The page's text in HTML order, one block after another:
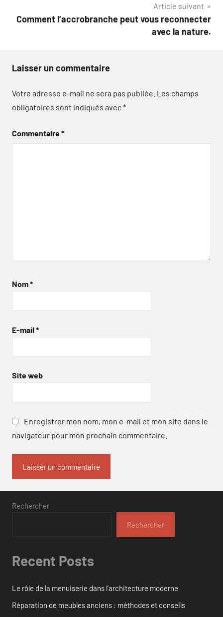
Article suivant
Comment l’accrobranche peut vous reconnecter
avec la nature.
Laisser un commentaire
Votre adresse e-mail ne sera pas publiée. Les champs
obligatoires sont indiqués avec*
Commentaire*
Nom*
E-mail *
Site web
Enregistrer mon nom, mon e-mail et mon site dans le
navigateur pour mon prochain commentaire.
Rechercher
Rechercher
Recent Posts
Le rôle de la menuiserie dans l’architecture moderne
Réparation de meubles anciens : méthodes et conseils